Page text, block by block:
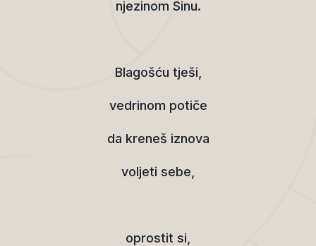
njezinom Sinu.
Blagošću tješi,
vedrinom potiče
da kreneš iznova
voljeti sebe,
oprostit si,